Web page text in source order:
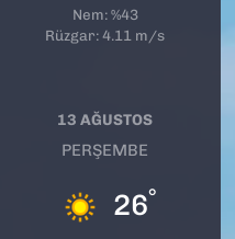
Nem: %43
Rüzgar: 4.11 m/s
13 AĞUSTOS
PERŞEMBE
26°